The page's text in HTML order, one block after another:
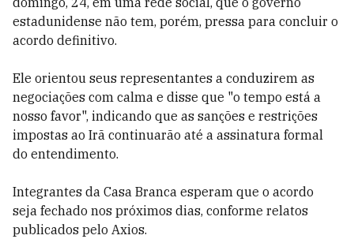
estadunidense não tem, porém, pressa para concluir o
acordo definitivo.
Ele orientou seus representantes a conduzirem as
negociações com calma e disse que "o tempo está a
nosso favor", indicando que as sanções e restrições
impostas ao Irã continuarão até a assinatura formal
do entendimento.
Integrantes da Casa Branca esperam que o acordo
seja fechado nos próximos dias, conforme relatos
publicados pelo Axios.